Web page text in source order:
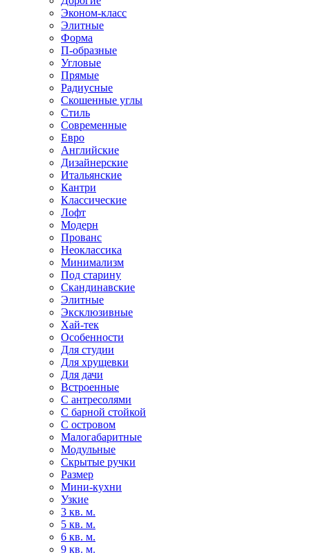
Эконом-класс
Элитные
Форма
П-образные
Угловые
Прямые
Радиусные
Скошенные углы
Стиль
Современные
Евро
Английские
Дизайнерские
Итальянские
Кантри
Классические
Лофт
Модерн
Прованс
Неоклассика
Минимализм
Под старину
Скандинавские
Элитные
Эксклюзивные
Хай-тек
Особенности
Для студии
Для хрущевки
Для дачи
Встроенные
С антресолями
С барной стойкой
С островом
Малогабаритные
Модульные
Скрытые ручки
Размер
Мини-кухни
Узкие
3 кв. м.
5 кв. м.
6 кв. м.
9 кв. м.